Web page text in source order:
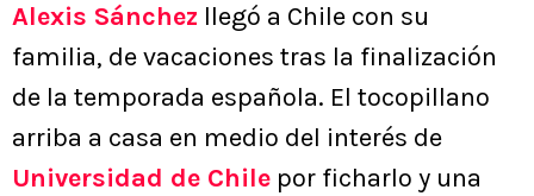
Alexis Sánchez llegó a Chile con su
familia, de vacaciones tras la finalización
de la temporada española. El tocopillano
arriba a casa en medio del interés de
Universidad de Chile por ficharlo y una